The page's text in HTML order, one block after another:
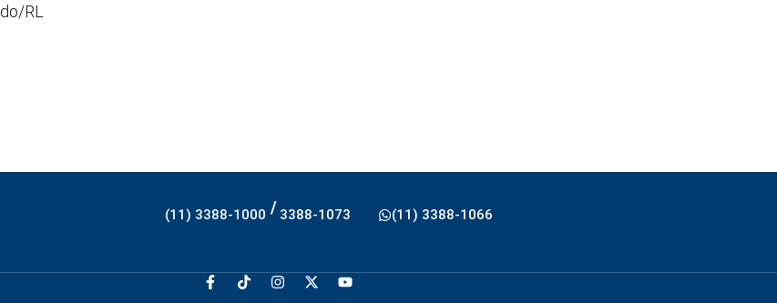
RL
(11) 3388-1000 / 3388-1073 (11) 3388-1066